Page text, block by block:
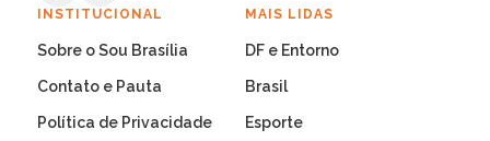
INSTITUCIONAL
Sobre o Sou Brasília
Contato e Pauta
Política de Privacidade
MAIS LIDAS
DF e Entorno
Brasil
Esporte